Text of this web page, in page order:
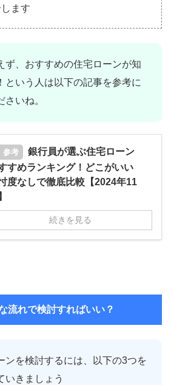
ます
ず、おすすめの住宅ローンが知
という人は以下の記事を参考に
さいね。
参考
銀行員が選ぶ住宅ローン
すめランキング！どこがいい
度なしで徹底比較【2024年11
続きを見る
流れで検討すればいい？
ンを検討するには、以下の3つを
いきましょう